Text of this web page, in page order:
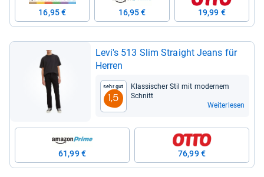
16,95 € 16,95 € 19,99 €
Levi's 513 Slim Straight Jeans für
Her­ren
Sehr gut
1,5
Klas­si­scher Stil mit moder­nem
Schnitt
Weiterlesen
61,99 € 76,99 €